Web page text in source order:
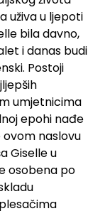
uživa u ljepoti
bila davno,
i danas budi
Postoji
umjetnicima
epohi nađe
naslovu
Giselle u
osobena po